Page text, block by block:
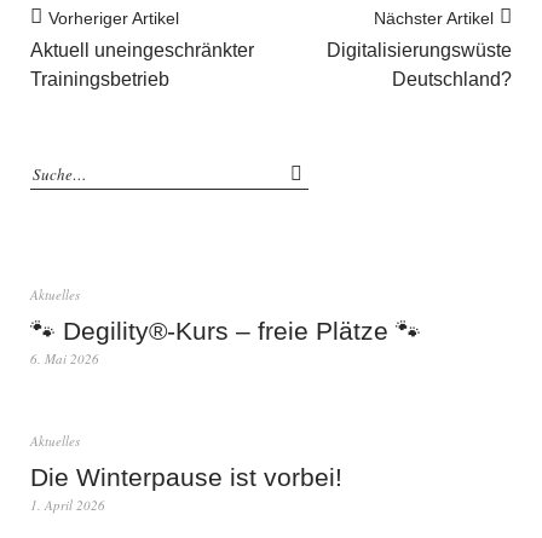
Vorheriger Artikel
Aktuell uneingeschränkter
Trainingsbetrieb
Nächster Artikel
Digitalisierungswüste
Deutschland?
Aktuelles
🐾 Degility®-Kurs – freie Plätze 🐾
6. Mai 2026
Aktuelles
Die Winterpause ist vorbei!
1. April 2026